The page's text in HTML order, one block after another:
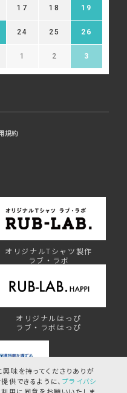
味を持ってくださりありが
供できるように、 プライバシ
17 18 19
24 25 26
1 2 3
規約
オリジナルTシャツ製作
ラブ・ラボ
オリジナルはっぴ
ラブ・ラボはっぴ